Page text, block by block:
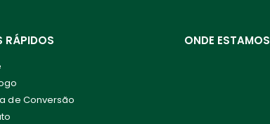
RÁPIDOS
de Conversão
ONDE ESTAMOS